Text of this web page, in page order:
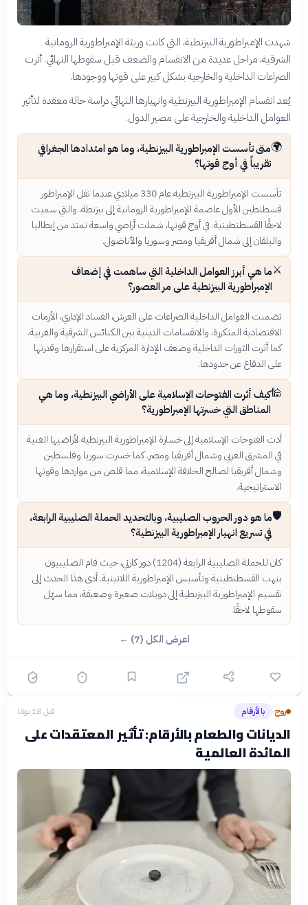
شهدت الإمبراطورية البيزنطية، التي كانت وريثة الإمبراطورية الرومانية
الشرقية، مراحل عديدة من الانقسام والضعف قبل سقوطها النهائي. أثرت
الصراعات الداخلية والخارجية بشكل كبير على قوتها ووجودها.
يُعد انقسام الإمبراطورية البيزنطية وانهيارها النهائي دراسة حالة معقدة لتأثير
العوامل الداخلية والخارجية على مصير الدول.
🌍متى تأسست الإمبراطورية البيزنطية، وما هو امتدادها الجغرافي
تقريباً في أوج قوتها؟
تأسست الإمبراطورية البيزنطية عام 330 ميلادي عندما نقل الإمبراطور
قسطنطين الأول عاصمة الإمبراطورية الرومانية إلى بيزنطة، والتي سميت
لاحقًا القسطنطينية. في أوج قوتها، شملت أراضي واسعة تمتد من إيطاليا
والبلقان إلى شمال أفريقيا ومصر وسوريا والأناضول.
⚔️ما هي أبرز العوامل الداخلية التي ساهمت في إضعاف
الإمبراطورية البيزنطية على مر العصور؟
تضمنت العوامل الداخلية الصراعات على العرش، الفساد الإداري، الأزمات
الاقتصادية المتكررة، والانقسامات الدينية بين الكنائس الشرقية والغربية.
كما أثرت الثورات الداخلية وضعف الإدارة المركزية على استقرارها وقدرتها
على الدفاع عن حدودها.
🕌كيف أثرت الفتوحات الإسلامية على الأراضي البيزنطية، وما هي
المناطق التي خسرتها الإمبراطورية؟
أدت الفتوحات الإسلامية إلى خسارة الإمبراطورية البيزنطية لأراضيها الغنية
في المشرق العربي وشمال أفريقيا ومصر. كما خسرت سوريا وفلسطين
وشمال أفريقيا لصالح الخلافة الإسلامية، مما قلص من مواردها وقوتها
الاستراتيجية.
🛡️ما هو دور الحروب الصليبية، وبالتحديد الحملة الصليبية الرابعة،
في تسريع انهيار الإمبراطورية البيزنطية؟
كان للحملة الصليبية الرابعة (1204) دور كارثي، حيث قام الصليبيون
بنهب القسطنطينية وتأسيس الإمبراطورية اللاتينية. أدى هذا الحدث إلى
تقسيم الإمبراطورية البيزنطية إلى دويلات صغيرة وضعيفة، مما سهّل
سقوطها لاحقًا.
اعرض الكل (7) ←
روح› بالأرقام قبل 18 يومًا
الديانات والطعام بالأرقام: تأثير المعتقدات على
المائدة العالمية